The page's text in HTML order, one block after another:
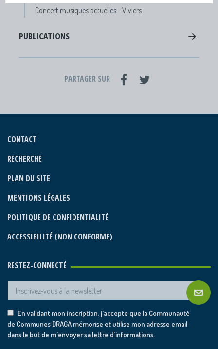
Concert musiques actuelles - Viviers
PUBLICATIONS
PARTAGER SUR
CONTACT
RECHERCHE
PLAN DU SITE
MENTIONS LÉGALES
POLITIQUE DE CONFIDENTIALITÉ
ACCESSIBILITÉ (NON CONFORME)
RESTEZ-CONNECTÉ
En validant mon inscription, j'accepte que la Communauté
de Communes DRAGA mémorise et utilise mon adresse email
dans le but de m'envoyer sa lettre d’informations.